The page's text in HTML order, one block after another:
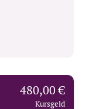
480,00 €
Kursgeld